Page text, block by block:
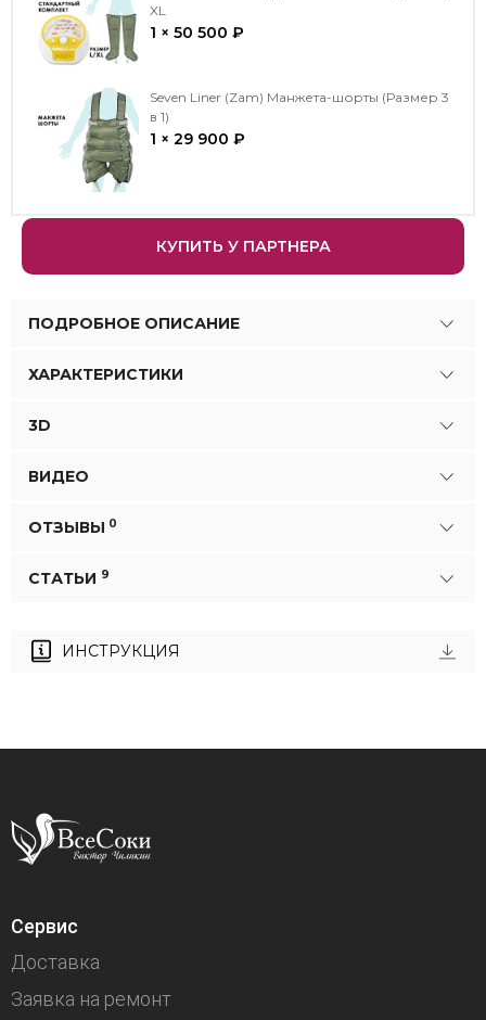
XL
1 × 50 500 ₽
Seven Liner (Zam) Манжета-шорты (Размер 3
в 1)
1 × 29 900 ₽
КУПИТЬ У ПАРТНЕРА
ПОДРОБНОЕ ОПИСАНИЕ
ХАРАКТЕРИСТИКИ
3D
ВИДЕО
ОТЗЫВЫ 0
СТАТЬИ 9
ИНСТРУКЦИЯ
Сервис
Доставка
Заявка на ремонт